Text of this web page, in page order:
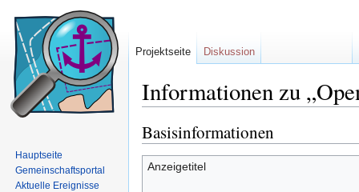
Informationen zu
Basisinformationen
Anzeigetitel
Projektseite Diskussion
Hauptseite
Gemeinschaftsportal
Aktuelle Ereignisse